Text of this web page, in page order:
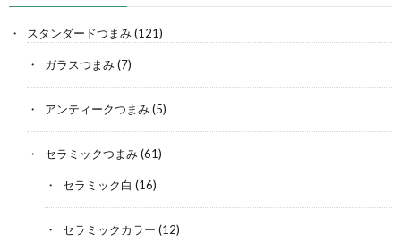
スタンダードつまみ(121)
ガラスつまみ(7)
アンティークつまみ(5)
セラミックつまみ(61)
セラミック白 (16)
セラミックカラー (12)